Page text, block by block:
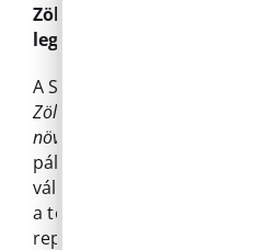
Zöld-kék infrastruktúra
legkorszerűbb módszerekkel
A Szlovák-Magyar Interreg
Zöld infrastruktúra fejlesztése
növelése érdekében hegyvidéki
pályázat keretében március
vállalkozó, az Envirosense
a település lézerszkenneres
repülőről végzett lézeres